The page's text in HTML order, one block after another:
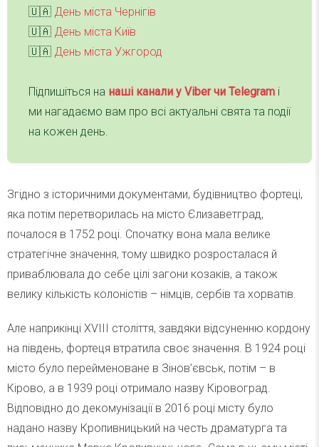
🇺🇦 День міста Чернігів
🇺🇦 День міста Київ
🇺🇦 День міста Ужгород
Підпишіться на наші канали у Viber чи Telegram і
ми нагадаємо вам про всі актуальні свята та події
на кожен день.
Згідно з історичними документами, будівництво фортеці,
яка потім перетворилась на місто Єлизаветград,
почалося в 1752 році. Спочатку вона мала велике
стратегічне значення, тому швидко розросталася й
приваблювала до себе цілі загони козаків, а також
велику кількість колоністів – німців, сербів та хорватів.
Але наприкінці XVIII століття, завдяки відсуненню кордону
на південь, фортеця втратила своє значення. В 1924 році
місто було перейменоване в Зінов’євськ, потім – в
Кірово, а в 1939 році отримало назву Кіровоград.
Відповідно до декомунізації в 2016 році місту було
надано назву Кропивницький на честь драматурга та